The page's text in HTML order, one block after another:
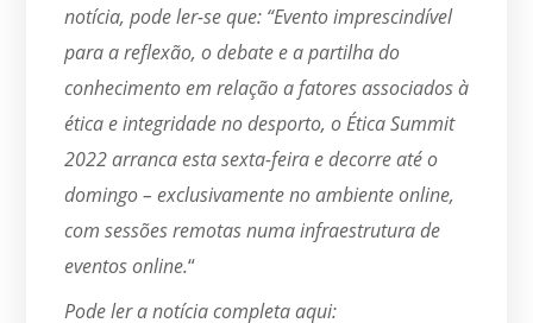
notícia, pode ler-se que: “Evento imprescindível
para a reflexão, o debate e a partilha do
conhecimento em relação a fatores associados à
ética e integridade no desporto, o Ética Summit
2022 arranca esta sexta-feira e decorre até o
domingo – exclusivamente no ambiente online,
com sessões remotas numa infraestrutura de
eventos online.“
Pode ler a notícia completa aqui: